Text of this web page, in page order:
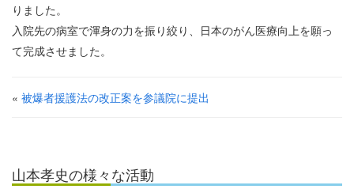
りました。
入院先の病室で渾身の力を振り絞り、日本のがん医療向上を願っ
て完成させました。
« 被爆者援護法の改正案を参議院に提出
山本孝史の様々な活動